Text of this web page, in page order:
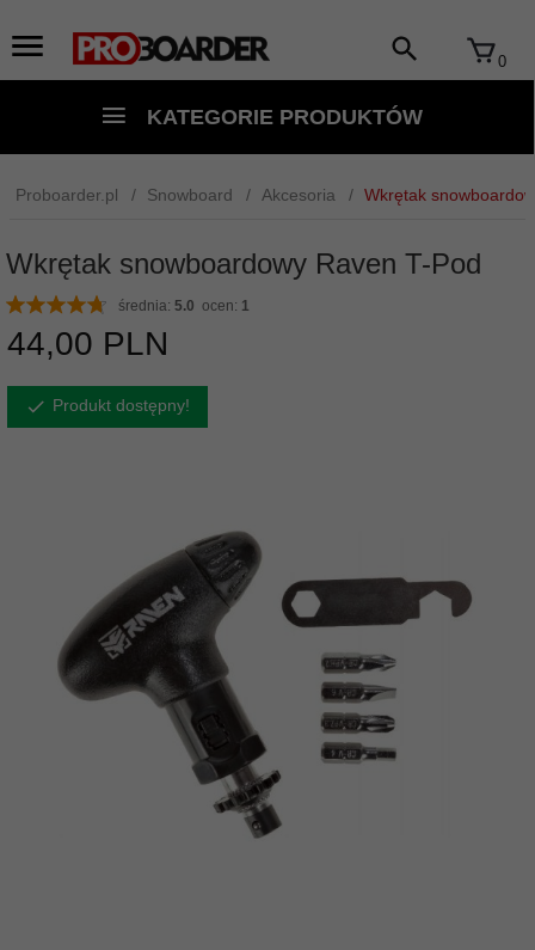
0
KATEGORIE PRODUKTÓW
Proboarder.pl Snowboard Akcesoria Wkrętak
Wkrętak snowboardowy Raven T-Pod
średnia: 5.0 ocen: 1
44,00 PLN
Produkt dostępny!